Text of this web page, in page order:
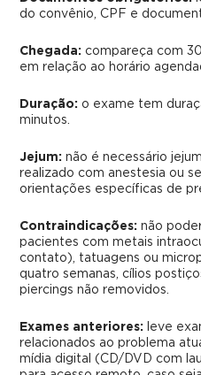
do convênio, CPF e
Chegada: compareça com
em relação ao horário
Duração: o exame tem
minutos.
Jejum: não é necessário
realizado com anestesia ou
orientações específicas de
Contraindicações:não
pacientes com metais
contato), tatuagens ou
quatro semanas, cílios
piercings não removidos.
Exames anteriores:
leve
relacionados ao problema
mídia digital (CD/DVD com